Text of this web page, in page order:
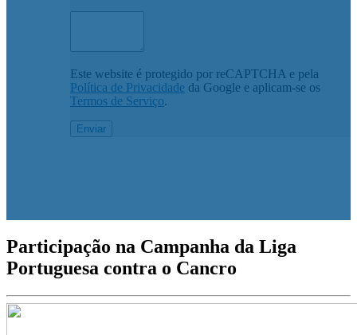
Este website é protegido por reCAPTCHA e pela
Política de Privacidade da Google e aplicam-se os
Termos de Serviço.
Participação na Campanha da Liga
Portuguesa contra o Cancro